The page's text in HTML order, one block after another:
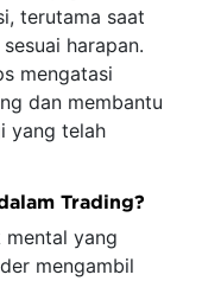
terutama saat
harapan.
mengatasi
dan membantu
yang telah
Trading?
yang
mengambil